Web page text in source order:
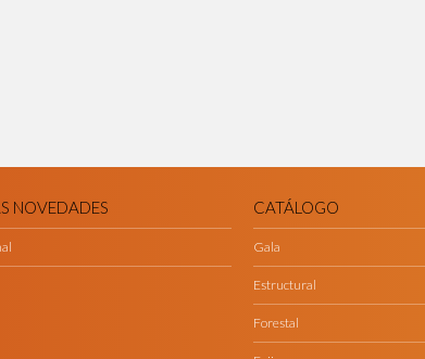
NOVEDADES CATÁLOGO
Gala
Estructural
Forestal